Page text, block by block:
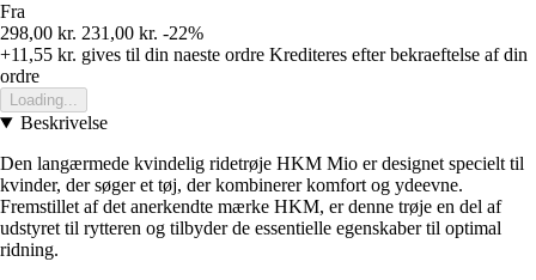
Fra
298,00 kr. 231,00 kr. -22%
+11,55 kr. gives til din naeste ordre Krediteres efter bekraeftelse af din
ordre
Loading...
Beskrivelse
Den langærmede kvindelig ridetrøje HKM Mio er designet specielt til
kvinder, der søger et tøj, der kombinerer komfort og ydeevne.
Fremstillet af det anerkendte mærke HKM, er denne trøje en del af
udstyret til rytteren og tilbyder de essentielle egenskaber til optimal
ridning.